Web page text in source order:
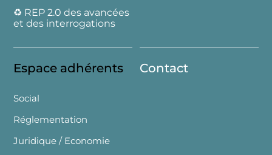
♻️ REP 2.0 des avancées
et des interrogations
Espace adhérents
Social
Réglementation
Juridique / Economie
Contact